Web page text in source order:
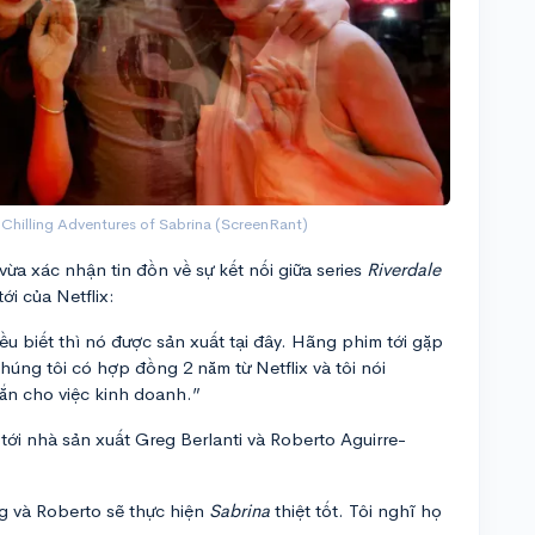
Adventures of Sabrina (ScreenRant)
xác nhận tin đồn về sự kết nối giữa series Riverdale
của Netflix:
biết thì nó được sản xuất tại đây. Hãng phim tới gặp
tôi có hợp đồng 2 năm từ Netflix và tôi nói
cho việc kinh doanh.”
nhà sản xuất Greg Berlanti và Roberto Aguirre-
và Roberto sẽ thực hiện Sabrina thiệt tốt. Tôi nghĩ họ